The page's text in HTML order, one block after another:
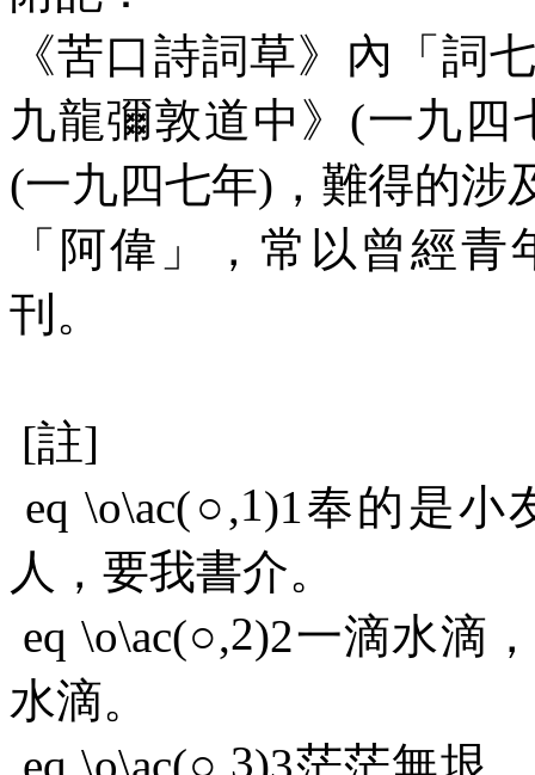
《苦口詩詞草》內「詞
九龍彌敦道中》 (一九四
(一九四七年) ，難得的
「阿偉」，常以曾經
刊。
[註]
eq \o\ac(○,1)1奉的是小
人，要我書介。
eq \o\ac(○,2)2一滴水滴
水滴。
3